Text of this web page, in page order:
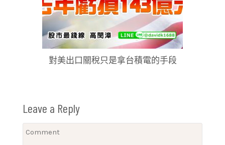
對美出口關稅只是拿台積電的手段
Leave a Reply